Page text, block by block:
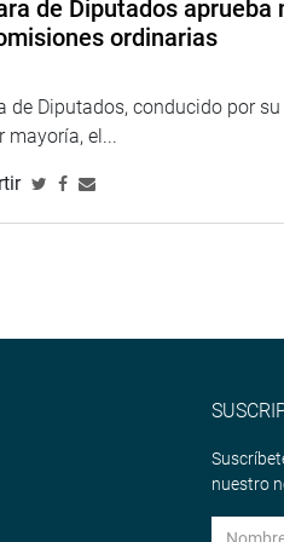
y redes sociales.
congresoperu
congresoperu
soundcloud.com/
de Diputados aprueba
ordinarias
de Diputados, conducido por
mayoría, el...
nuestro